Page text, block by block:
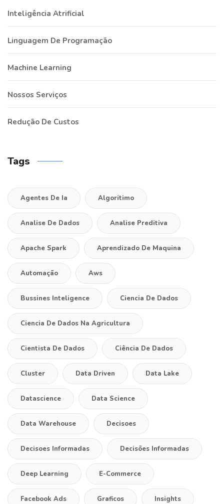
Inteligência Atrificial
Linguagem De Programação
Machine Learning
Nossos Serviços
Redução De Custos
Tags
Agentes De Ia Algoritimo
Analise De Dados Analise Preditiva
Apache Spark Aprendizado De Maquina
Automação Aws
Bussines Inteligence Ciencia De Dados
Ciencia De Dados Na Agricultura
Cientista De Dados Ciência De Dados
Cluster Data Driven Data Lake
Datascience Data Science
Data Warehouse Decisoes
Decisoes Informadas Decisões Informadas
Deep Learning E-Commerce
Facebook Ads Graficos Insights